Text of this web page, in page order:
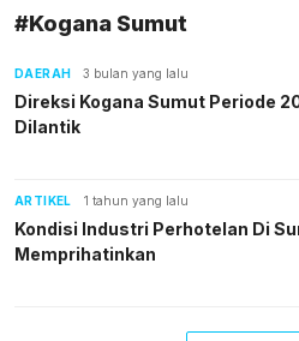
#Kogana Sumut
DAERAH 3 bulan yang lalu
Direksi Kogana Sumut Periode
Dilantik
ARTIKEL 1 tahun yang lalu
Kondisi Industri Perhotelan Di
Memprihatinkan